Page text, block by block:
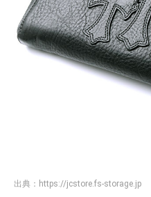
出典： https://jcstore.fs-storage.jp